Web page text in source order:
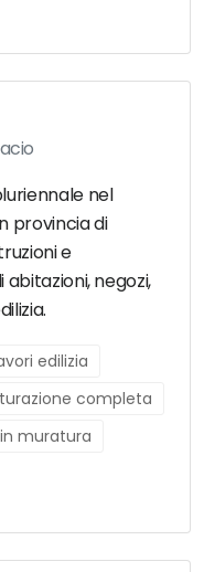
nel
provincia di
e
negozi,
edilizia
completa
muratura